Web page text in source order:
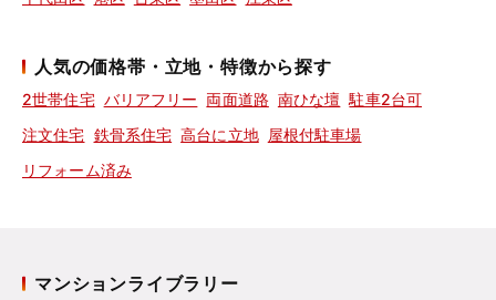
人気の価格帯・立地・特徴から探す
2世帯住宅 バリアフリー 両面道路 南ひな壇 駐車2台可
注文住宅 鉄骨系住宅 高台に立地 屋根付駐車場
リフォーム済み
マンションライブラリー